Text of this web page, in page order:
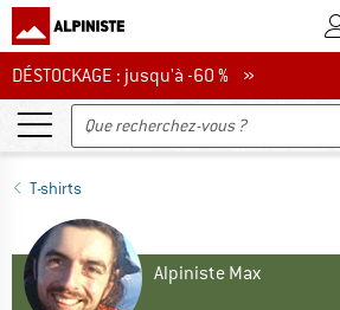
DÉSTOCKAGE : jusqu'à -60 %
DÉSTOCKAGE : jusqu'à -60 % »
T-shirts
Alpiniste Max